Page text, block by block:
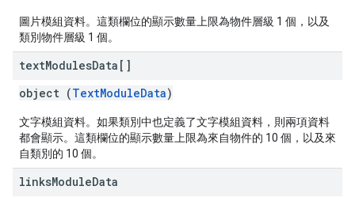
圖片模組資料。這類欄位的顯示數量上限為物件層級 1 個，以及
類別物件層級 1 個。
textModulesData[]
object (TextModuleData)
文字模組資料。如果類別中也定義了文字模組資料，則兩項資料
都會顯示。這類欄位的顯示數量上限為來自物件的 10 個，以及來
自類別的 10 個。
linksModuleData